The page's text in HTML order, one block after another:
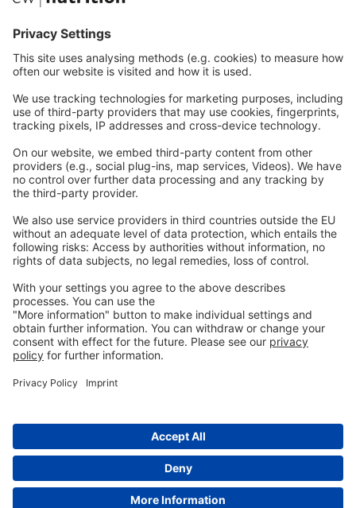
EW Biotech
Komunikacja
Imprint
Polityka prywatności
GTC
Skontaktujsię z nami
info@ew-nutrition.com